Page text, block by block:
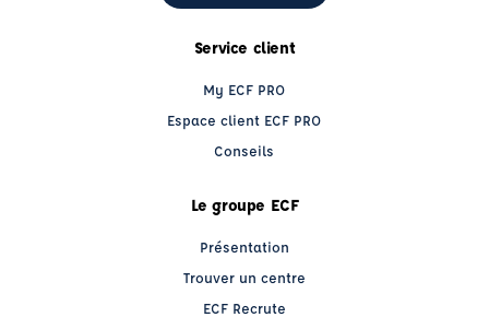
Service client
My ECF PRO
Espace client ECF PRO
Conseils
Le groupe ECF
Présentation
Trouver un centre
ECF Recrute